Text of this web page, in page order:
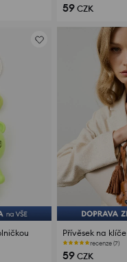
59 CZK
recenze (7)
59 CZK